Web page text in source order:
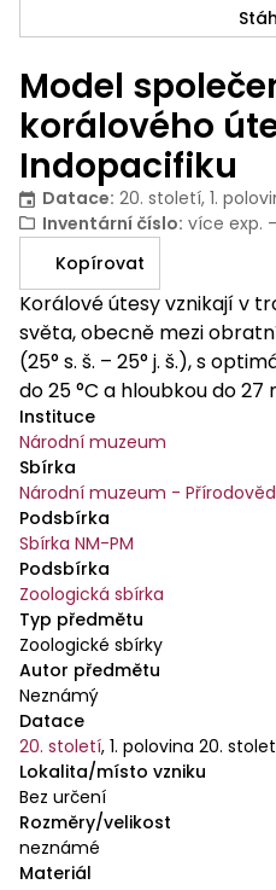
Model
korálového
Indopacifiku
Datace: 20. století, 1.
Inventární číslo: více exp.
Kopírovat
Korálové útesy vznikají v
světa, obecně mezi
(25° s. š. – 25° j. š.), s
do 25 °C a hloubkou do 27
živočichové a mohou žít
koloniích. Vlastní koráli
kde budují celé útesy, ale
Arktidy a Antarktidy za
těchto chladnomilných
do takové velikosti, jako
tropech. Korálový útes je
produkcí biomasy. Útesy,
a ostrovy, je chrání před
moře a ovlivňují utváření
sedimentace mezi útesem
velmi ohroženy trvalým
Dvacet procent
zničeno, téměř čtvrtina je
nebezpečí a další čtvrtina
dlouhodobějším pohledu.
sice vznikají na stejném
Instituce
Národní muzeum
Sbírka
Národní muzeum -
Podsbírka
Sbírka NM-PM
Podsbírka
Zoologická sbírka
Typ předmětu
Zoologické sbírky
Autor předmětu
Neznámý
Datace
20. století, 1. polovina 20.
Lokalita/místo vzniku
Bez určení
Rozměry/velikost
neznámé
Materiál